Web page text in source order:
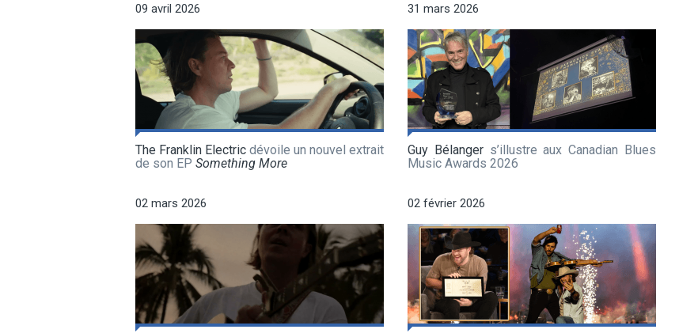
09 avril 2026
The Franklin Electric dévoile un nouvel extrait
de son EP Something More
31 mars 2026
Guy Bélangers’illustre aux Canadian Blues
Music Awards 2026
02 mars 2026 02 février 2026